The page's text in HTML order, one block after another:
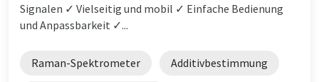
Signalen ✓ Vielseitig und mobil ✓ Einfache Bedienung
und Anpassbarkeit ✓...
Raman-Spektrometer Additivbestimmung